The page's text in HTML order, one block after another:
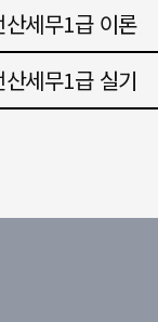
산세무1급 이론
산세무1급 실기